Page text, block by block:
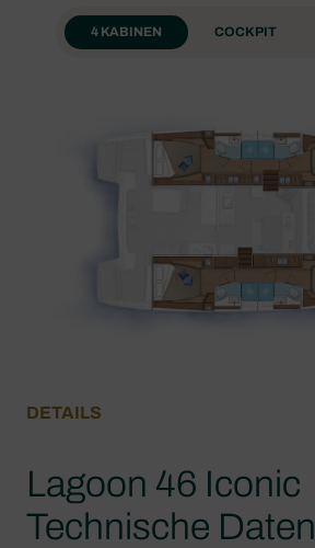
4 KABINEN COCKPIT
DETAILS
Lagoon 46 Iconic
Technische Daten